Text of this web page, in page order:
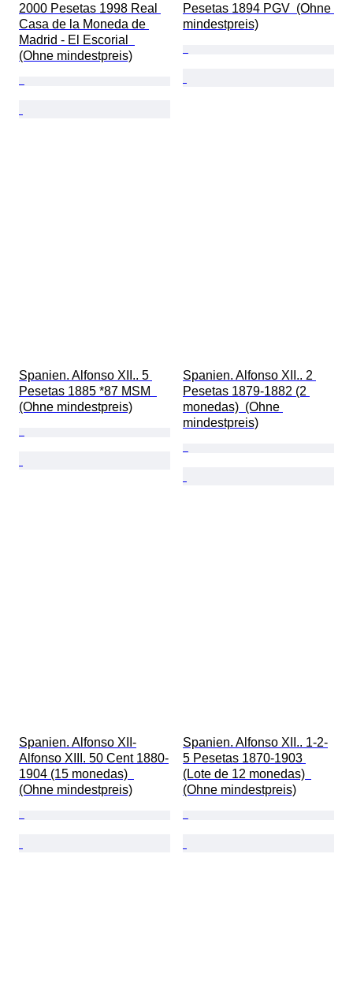
2000 Pesetas 1998 Real
Casa de la Moneda de
Madrid - El Escorial
(Ohne mindestpreis)
Pesetas 1894 PGV  (Ohne
mindestpreis)
Spanien. Alfonso XII.. 5
Pesetas 1885 *87 MSM
(Ohne mindestpreis)
Spanien. Alfonso XII.. 2
Pesetas 1879-1882 (2
monedas)  (Ohne
mindestpreis)
Spanien. Alfonso XII-
Alfonso XIII. 50 Cent 1880-
1904 (15 monedas)
(Ohne mindestpreis)
Spanien. Alfonso XII.. 1-2-
5 Pesetas 1870-1903
(Lote de 12 monedas)
(Ohne mindestpreis)